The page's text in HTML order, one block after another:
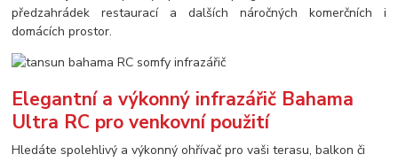
předzahrádek restaurací a dalších náročných komerčních i
domácích prostor.
Elegantní a výkonný infrazářič Bahama
Ultra RC pro venkovní použití
Hledáte spolehlivý a výkonný ohřívač pro vaši terasu, balkon či